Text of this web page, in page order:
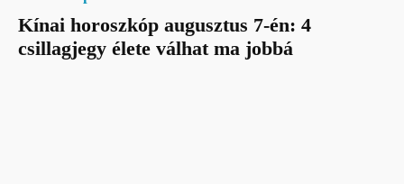
Kínai horoszkóp augusztus 7-én: 4
csillagjegy élete válhat ma jobbá